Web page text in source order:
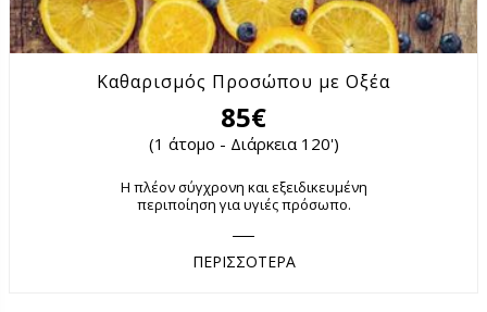
Καθαρισμός Προσώπου με Οξέα
85€
(1 άτομο - Διάρκεια 120')
Η πλέον σύγχρονη και εξειδικευμένη
περιποίηση για υγιές πρόσωπο.
ΠΕΡΙΣΣΟΤΕΡΑ